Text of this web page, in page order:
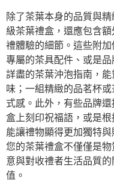
除了茶葉本身的品質與
級茶葉禮盒，還應包含
禮體驗的細節。這些附
專屬的茶具配件、或是
詳盡的茶葉沖泡指南，
味；一組精緻的品茗杯
式感。此外，有些品牌
盒上刻印祝福語，或是
能讓禮物顯得更加獨特
您的茶葉禮盒不僅僅是
意與對收禮者生活品質
值。